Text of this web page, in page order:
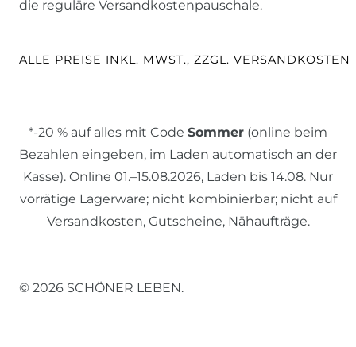
die reguläre Versandkostenpauschale.
ALLE PREISE INKL. MWST., ZZGL. VERSANDKOSTEN
*-20 % auf alles mit Code Sommer (online beim
Bezahlen eingeben, im Laden automatisch an der
Kasse). Online 01.–15.08.2026, Laden bis 14.08. Nur
vorrätige Lagerware; nicht kombinierbar; nicht auf
Versandkosten, Gutscheine, Nähaufträge.
© 2026 SCHÖNER LEBEN.